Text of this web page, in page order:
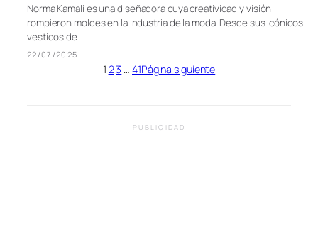
Norma Kamali es una diseñadora cuya creatividad y visión
rompieron moldes en la industria de la moda. Desde sus icónicos
vestidos de…
22/07/2025
1 23 … 41Página siguiente
PUBLICIDAD